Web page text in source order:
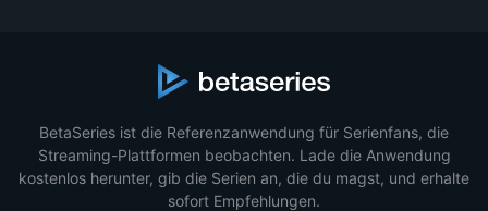
BetaSeries ist die Referenzanwendung für Serienfans, die
Streaming-Plattformen beobachten. Lade die Anwendung
kostenlos herunter, gib die Serien an, die du magst, und erhalte
sofort Empfehlungen.